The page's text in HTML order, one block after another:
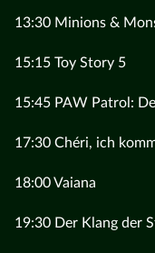
13:30 Minions &
15:15 Toy Story 5
15:45 PAW Patrol:
17:30 Chéri, ich
18:00 Vaiana
19:30 Der Klang der